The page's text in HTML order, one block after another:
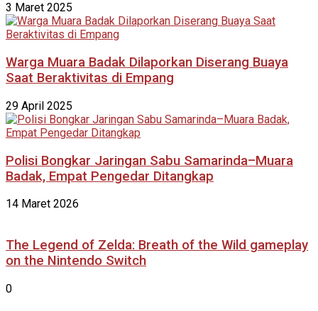
3 Maret 2025
Warga Muara Badak Dilaporkan Diserang Buaya
Saat Beraktivitas di Empang
29 April 2025
Polisi Bongkar Jaringan Sabu Samarinda–Muara
Badak, Empat Pengedar Ditangkap
14 Maret 2026
The Legend of Zelda: Breath of the Wild gameplay
on the Nintendo Switch
0